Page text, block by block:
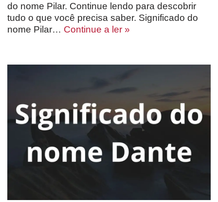
do nome Pilar. Continue lendo para descobrir
tudo o que você precisa saber. Significado do
nome Pilar… Continue a ler »